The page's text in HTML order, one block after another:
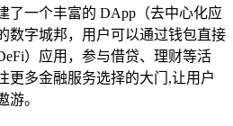
了一个丰富的 DApp（去中心化应
数字城邦，用户可以通过钱包直接
）应用，参与借贷、理财等活
更多金融服务选择的大门,让用户
游。